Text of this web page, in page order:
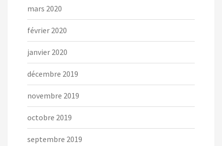
mars 2020
février 2020
janvier 2020
décembre 2019
novembre 2019
octobre 2019
septembre 2019